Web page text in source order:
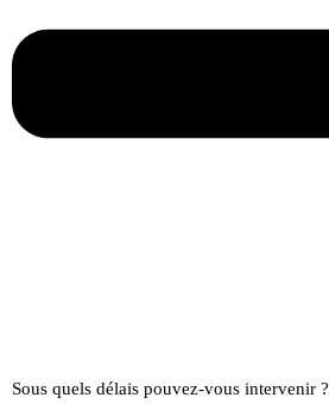
Sous quels délais pouvez-vous intervenir ?